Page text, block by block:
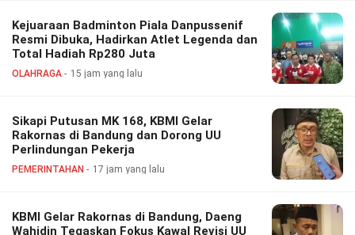
Kejuaraan Badminton Piala Danpussenif
Resmi Dibuka, Hadirkan Atlet Legenda dan
Total Hadiah Rp280 Juta
OLAHRAGA 15 jam yang lalu
Sikapi Putusan MK 168, KBMI Gelar
Rakornas di Bandung dan Dorong UU
Perlindungan Pekerja
PEMERINTAHAN 17 jam yang lalu
KBMI Gelar Rakornas di Bandung, Daeng
Wahidin Tegaskan Fokus Kawal Revisi UU